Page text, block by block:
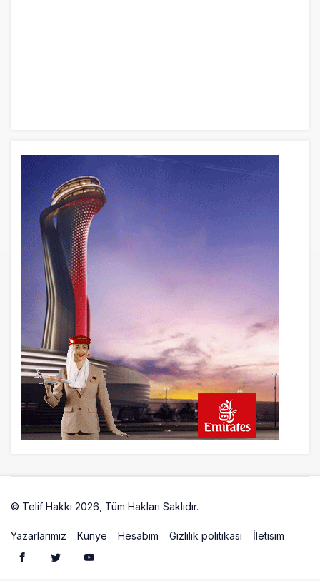
© Telif Hakkı 2026, Tüm Hakları Saklıdır.
Yazarlarımız Künye Hesabım Gizlilik politikası İletisim